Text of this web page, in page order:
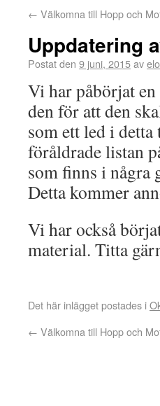
← Välkomna till Hopp och
Uppdatering
Postat den 9 juni, 2015av
Vi har påbörjat
den för att den
som ett led i
föråldrade listan
som finns i några
Detta kommer
Vi har också
material. Titta
Det här inlägget postades i
← Välkomna till Hopp och